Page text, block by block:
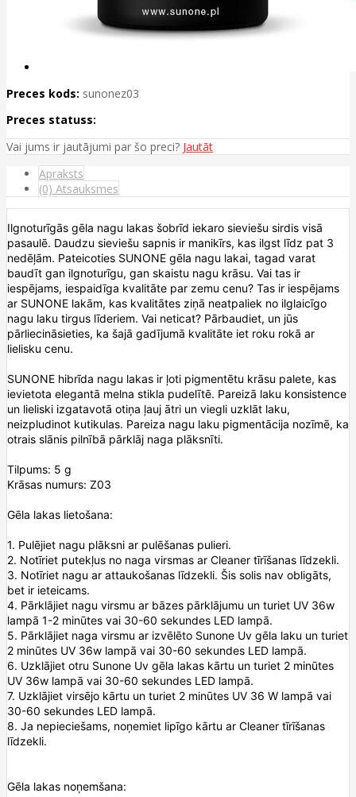
Preces kods: sunonez03
Preces statuss:
Vai jums ir jautājumi par šo preci? Jautāt
Apraksts
(0) Atsauksmes
Ilgnoturīgās gēla nagu lakas šobrīd iekaro sieviešu sirdis visā
pasaulē. Daudzu sieviešu sapnis ir manikīrs, kas ilgst līdz pat 3
nedēļām. Pateicoties SUNONE gēla nagu lakai, tagad varat
baudīt gan ilgnoturīgu, gan skaistu nagu krāsu. Vai tas ir
iespējams, iespaidīga kvalitāte par zemu cenu? Tas ir iespējams
ar SUNONE lakām, kas kvalitātes ziņā neatpaliek no ilglaicīgo
nagu laku tirgus līderiem. Vai neticat? Pārbaudiet, un jūs
pārliecināsieties, ka šajā gadījumā kvalitāte iet roku rokā ar
lielisku cenu.
SUNONE hibrīda nagu lakas ir ļoti pigmentētu krāsu palete, kas
ievietota elegantā melna stikla pudelītē. Pareizā laku konsistence
un lieliski izgatavotā otiņa ļauj ātri un viegli uzklāt laku,
neizpludinot kutikulas. Pareiza nagu laku pigmentācija nozīmē, ka
otrais slānis pilnībā pārklāj naga plāksnīti.
Tilpums: 5 g
Krāsas numurs: Z03
Gēla lakas lietošana:
1. Pulējiet nagu plāksni ar pulēšanas pulieri.
2. Notīriet putekļus no naga virsmas ar Cleaner tīrīšanas līdzekli.
3. Notīriet nagu ar attaukošanas līdzekli. Šis solis nav obligāts,
bet ir ieteicams.
4. Pārklājiet nagu virsmu ar bāzes pārklājumu un turiet UV 36w
lampā 1-2 minūtes vai 30-60 sekundes LED lampā.
5. Pārklājiet naga virsmu ar izvēlēto Sunone Uv gēla laku un turiet
2 minūtes UV 36w lampā vai 30-60 sekundes LED lampā.
6. Uzklājiet otru Sunone Uv gēla lakas kārtu un turiet 2 minūtes
UV 36w lampā vai 30-60 sekundes LED lampā.
7. Uzklājiet virsējo kārtu un turiet 2 minūtes UV 36 W lampā vai
30-60 sekundes LED lampā.
8. Ja nepieciešams, noņemiet lipīgo kārtu ar Cleaner tīrīšanas
līdzekli.
Gēla lakas noņemšana: